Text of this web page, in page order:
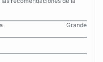
Grande